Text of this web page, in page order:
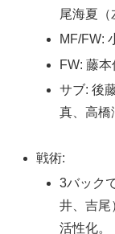
尾海夏（
MF/FW:
FW: 藤
サブ: 後
真、高橋
戦術:
3バック
井、吉尾
活性化。